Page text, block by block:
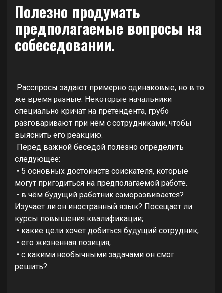
Полезно продумать
предполагаемые вопросы на
собеседовании.
Расспросы задают примерно одинаковые, но в то
же время разные. Некоторые начальники
специально кричат на претендента, грубо
разговаривают при нём с сотрудниками, чтобы
выяснить его реакцию.
Перед важной беседой полезно определить
следующее:
• 5 основных достоинств соискателя, которые
могут пригодиться на предполагаемой работе.
• в чём будущий работник саморазвивается?
Изучает ли он иностранный язык? Посещает ли
курсы повышения квалификации;
• какие цели хочет добиться будущий сотрудник;
• его жизненная позиция;
• с какими необычными задачами он смог
решить?